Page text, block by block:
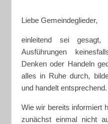
Liebe Gemeindeglieder,
einleitend sei
Ausführungen
Denken oder Handeln
alles in Ruhe durch,
und handelt entsprechend.
Wie wir bereits informiert
zunächst einmal nicht